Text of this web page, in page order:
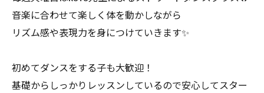
音楽に合わせて楽しく体を動かしながら
リズム感や表現力を身につけていきます✨
初めてダンスをする子も大歓迎！
基礎からしっかりレッスンしているので安心してスター